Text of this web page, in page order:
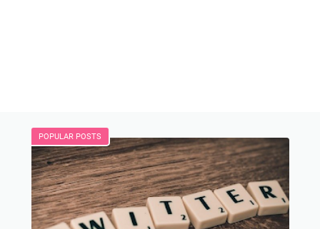
POPULAR POSTS